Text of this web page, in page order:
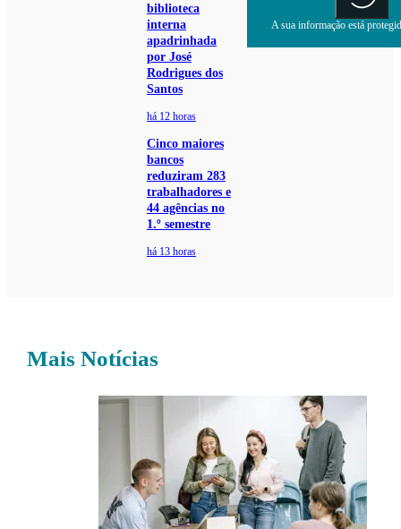
biblioteca
interna
apadrinhada
por José
Rodrigues dos
Santos
há 12 horas
Cinco maiores
bancos
reduziram 283
trabalhadores e
44 agências no
1.º semestre
há 13 horas
A sua informação está
Mais Notícias